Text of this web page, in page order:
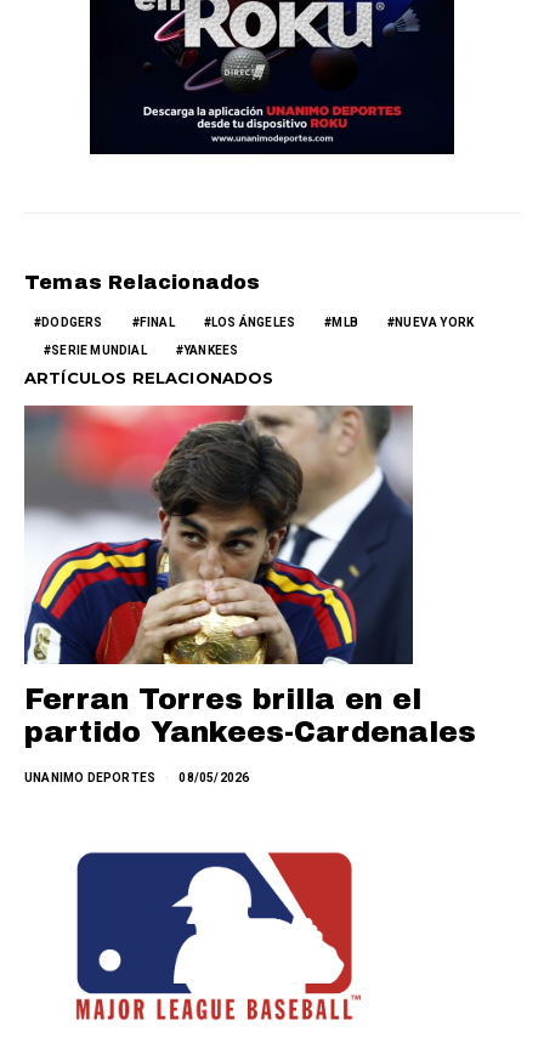
Temas Relacionados
DODGERS FINAL LOS ÁNGELES MLB NUEVA YORK
SERIE MUNDIAL YANKEES
ARTÍCULOS RELACIONADOS
Ferran Torres brilla en el
partido Yankees-Cardenales
UNANIMO DEPORTES 08/05/2026